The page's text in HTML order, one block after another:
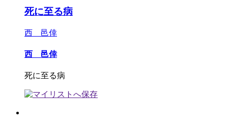
死に至る病
西 邑倖
西 邑倖
死に至る病